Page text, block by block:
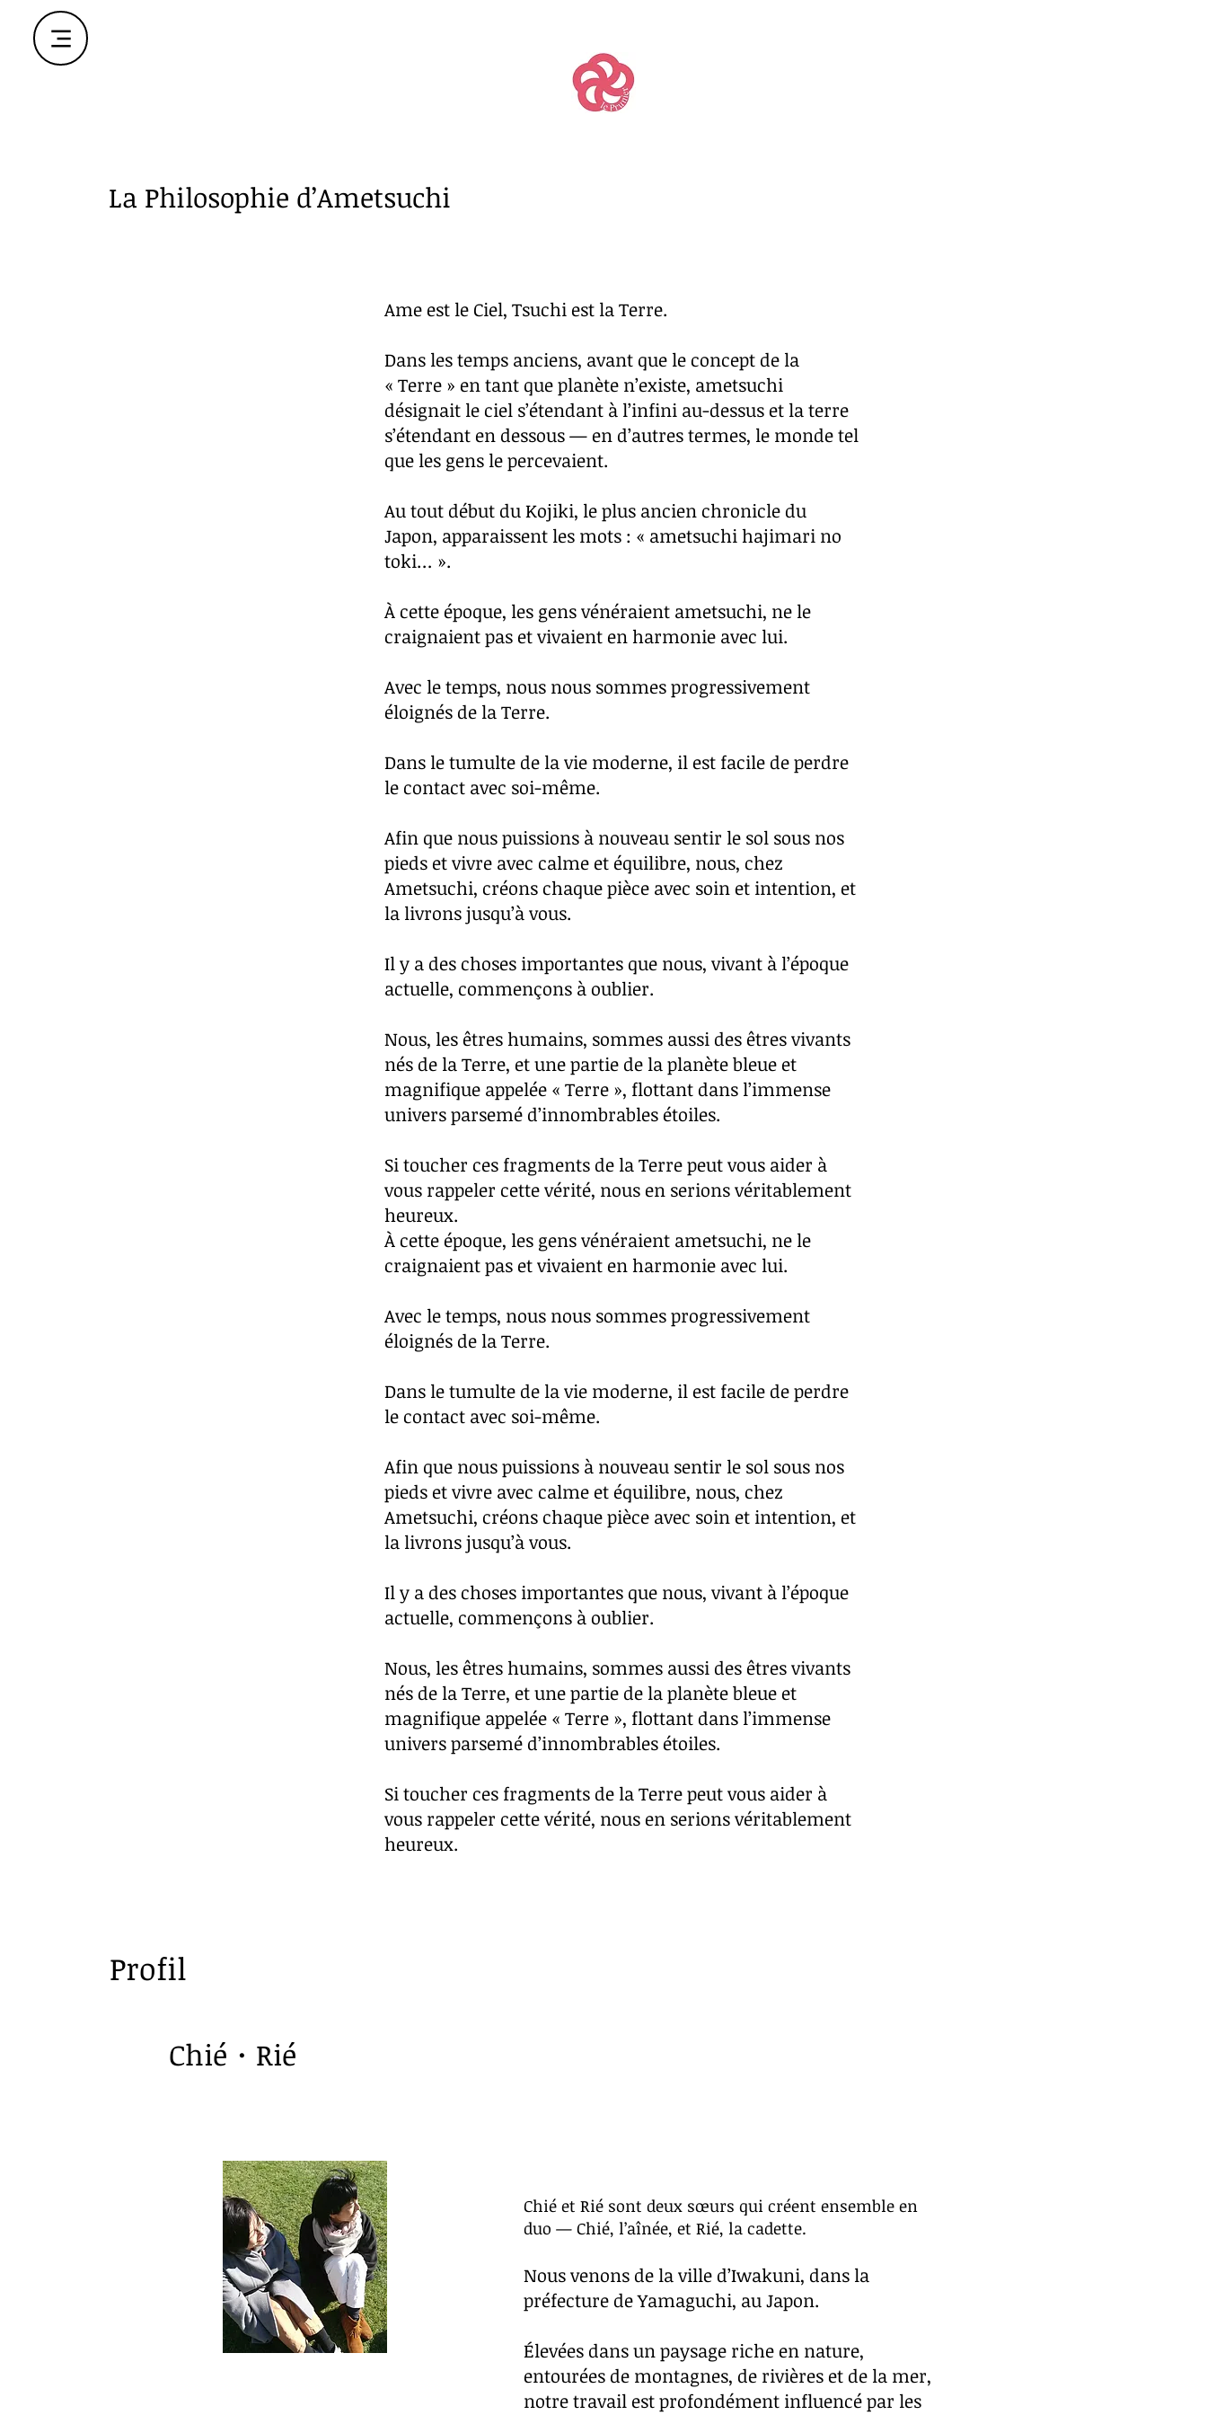
​La Philosophie d’Ametsuchi
Ame est le Ciel, Tsuchi est la Terre.
Dans les temps anciens, avant que le concept de la
« Terre » en tant que planète n’existe, ametsuchi
désignait le ciel s’étendant à l’infini au-dessus et la terre
s’étendant en dessous — en d’autres termes, le monde tel
que les gens le percevaient.
Au tout début du Kojiki, le plus ancien chronicle du
Japon, apparaissent les mots : « ametsuchi hajimari no
toki… ».
À cette époque, les gens vénéraient ametsuchi, ne le
craignaient pas et vivaient en harmonie avec lui.
Avec le temps, nous nous sommes progressivement
éloignés de la Terre.
Dans le tumulte de la vie moderne, il est facile de perdre
le contact avec soi-même.
Afin que nous puissions à nouveau sentir le sol sous nos
pieds et vivre avec calme et équilibre, nous, chez
Ametsuchi, créons chaque pièce avec soin et intention, et
la livrons jusqu’à vous.
Il y a des choses importantes que nous, vivant à l’époque
actuelle, commençons à oublier.
Nous, les êtres humains, sommes aussi des êtres vivants
nés de la Terre, et une partie de la planète bleue et
magnifique appelée « Terre », flottant dans l’immense
univers parsemé d’innombrables étoiles.
Si toucher ces fragments de la Terre peut vous aider à
vous rappeler cette vérité, nous en serions véritablement
heureux.
À cette époque, les gens vénéraient ametsuchi, ne le
craignaient pas et vivaient en harmonie avec lui.
Avec le temps, nous nous sommes progressivement
éloignés de la Terre.
Dans le tumulte de la vie moderne, il est facile de perdre
le contact avec soi-même.
Afin que nous puissions à nouveau sentir le sol sous nos
pieds et vivre avec calme et équilibre, nous, chez
Ametsuchi, créons chaque pièce avec soin et intention, et
la livrons jusqu’à vous.
Il y a des choses importantes que nous, vivant à l’époque
actuelle, commençons à oublier.
Nous, les êtres humains, sommes aussi des êtres vivants
nés de la Terre, et une partie de la planète bleue et
magnifique appelée « Terre », flottant dans l’immense
univers parsemé d’innombrables étoiles.
Si toucher ces fragments de la Terre peut vous aider à
vous rappeler cette vérité, nous en serions véritablement
heureux.
Profil
Chié・Rié
Chié et Rié sont deux sœurs qui créent ensemble en
duo — Chié, l’aînée, et Rié, la cadette.
Nous venons de la ville d’Iwakuni, dans la
préfecture de Yamaguchi, au Japon.
Élevées dans un paysage riche en nature,
entourées de montagnes, de rivières et de la mer,
notre travail est profondément influencé par les